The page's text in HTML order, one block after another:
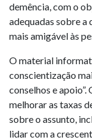
demência, com o
adequadas sobre a
mais amigável às
O material
conscientização
conselhos e
melhorar as taxas
sobre o assunto,
lidar com a